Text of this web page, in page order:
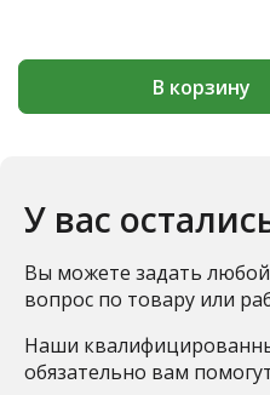
В корзину
У вас
Вы можете задать
вопрос по товару или
Наши
обязательно вам